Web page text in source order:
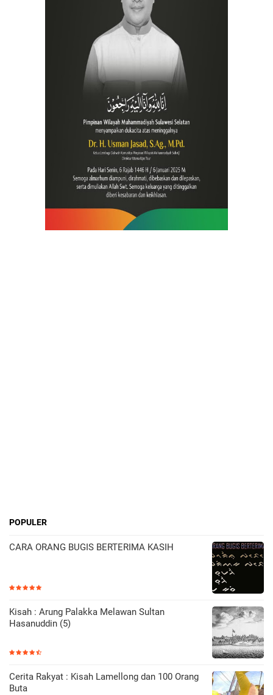
POPULER
CARA ORANG BUGIS BERTERIMA KASIH
Kisah : Arung Palakka Melawan Sultan
Hasanuddin (5)
Cerita Rakyat : Kisah Lamellong dan 100 Orang
Buta